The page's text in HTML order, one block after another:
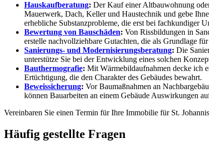
Hauskaufberatung: Der Kauf einer Altbauwohnung
Mauerwerk, Dach, Keller und Haustechnik und gebe
erhebliche Substanzprobleme, die erst bei fachkundiger
Bewertung von Bauschäden: Von Rissbildungen in
erstelle nachvollziehbare Gutachten, die als Grundlage
Sanierungs- und Modernisierungsberatung: Die
unterstütze Sie bei der Entwicklung eines solchen
Bauthermografie: Mit Wärmebildaufnahmen decke ich
Ertüchtigung, die den Charakter des Gebäudes bewahrt.
Beweissicherung: Vor Baumaßnahmen an
können Bauarbeiten an einem Gebäude Auswirkungen
Vereinbaren Sie einen Termin für Ihre Immobilie für St.
Häufig gestellte Fragen